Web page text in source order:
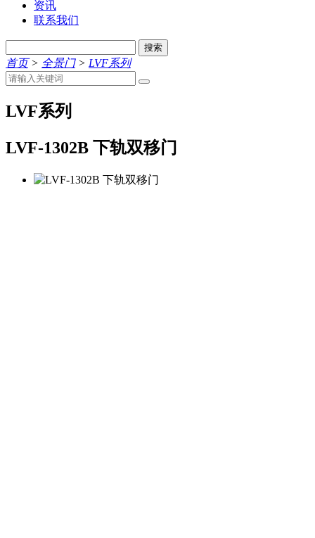
资讯
联系我们
搜索
首页> 全景门> LVF系列
LVF系列
LVF-1302B 下轨双移门